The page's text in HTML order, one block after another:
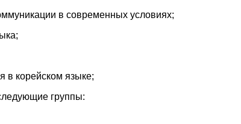
в современных условиях;
в корейском языке;
группы: